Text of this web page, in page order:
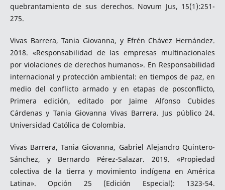
quebrantamiento de sus derechos. Novum Jus, 15(1):251-
275.
Vivas Barrera, Tania Giovanna, y Efrén Chávez Hernández.
2018. «Responsabilidad de las empresas multinacionales
por violaciones de derechos humanos». En Responsabilidad
internacional y protección ambiental: en tiempos de paz, en
medio del conflicto armado y en etapas de posconflicto,
Primera edición, editado por Jaime Alfonso Cubides
Cárdenas y Tania Giovanna Vivas Barrera. Jus público 24.
Universidad Católica de Colombia.
Vivas Barrera, Tania Giovanna, Gabriel Alejandro Quintero-
Sánchez, y Bernardo Pérez-Salazar. 2019. «Propiedad
colectiva de la tierra y movimiento indígena en América
Latina». Opción 25 (Edición Especial): 1323-54.